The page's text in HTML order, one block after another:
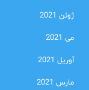
ژوئن 2021
می 2021
آوریل 2021
مارس 2021